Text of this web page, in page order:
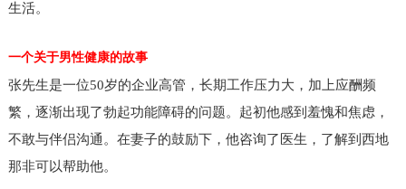
生活。
一个关于男性健康的故事
张先生是一位50岁的企业高管，长期工作压力大，加上应酬频
繁，逐渐出现了勃起功能障碍的问题。起初他感到羞愧和焦虑，
不敢与伴侣沟通。在妻子的鼓励下，他咨询了医生，了解到西地
那非可以帮助他。